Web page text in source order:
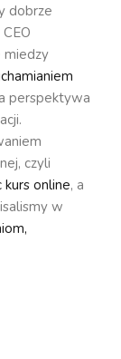
dobrze
miedzy
perspektywa
czyli
online, a
w